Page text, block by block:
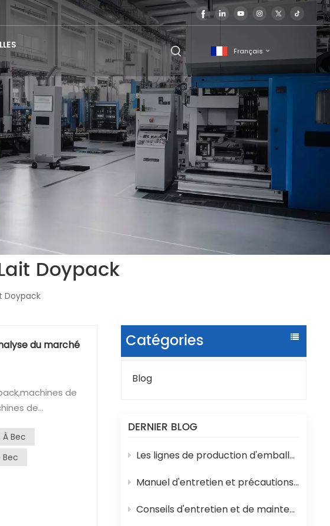
Français
English
français
Doypack
Doypack
Catégories
Blog
DERNIER BLOG
Les lignes de production d'emballages liquides en sachets sont sujettes à divers problèmes techniques en cours de fonctionnement.
Manuel d'entretien et précautions d'emploi de la machine de remplissage d'eau en bouteille 3 en 1
Conseils d'entretien et de maintenance pour les machines de remplissage de yaourts et de lait en pots
du marché
de
et
dans
de
laitiers. Ces
Bec